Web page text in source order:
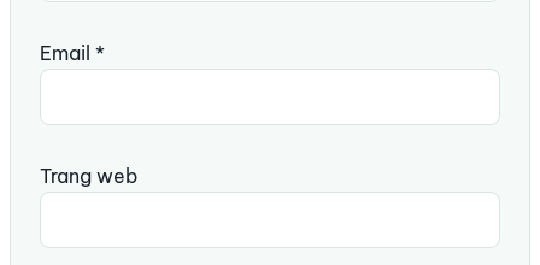
Email *
Trang web